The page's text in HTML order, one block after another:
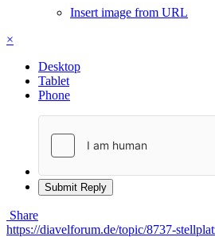
Insert image from URL
×
Desktop
Tablet
Phone
Submit Reply
Share
https://diavelforum.de/topic/8737-